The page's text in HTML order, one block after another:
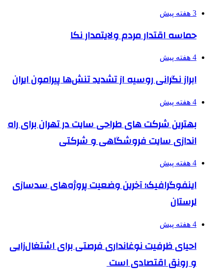
3 هفته پیش
حماسه اقتدار مردم ولایتمدار نکا
4 هفته پیش
ابراز نگرانی روسیه از تشدید تنش‌ها پیرامون ایران
4 هفته پیش
بهترین شرکت های طراحی سایت در تهران برای راه
اندازی سایت فروشگاهی و شرکتی
4 هفته پیش
اینفوگرافیک؛ آخرین وضعیت پروژه‌های سدسازی
لرستان
4 هفته پیش
احیای ظرفیت نوغانداری فرصتی برای اشتغال‌زایی
و رونق اقتصادی است